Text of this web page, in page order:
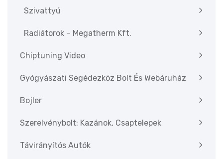
Szivattyú
Radiátorok – Megatherm Kft.
Chiptuning Video
Gyógyászati Segédezköz Bolt És Webáruház
Bojler
Szerelvénybolt: Kazánok, Csaptelepek
Távirányítós Autók